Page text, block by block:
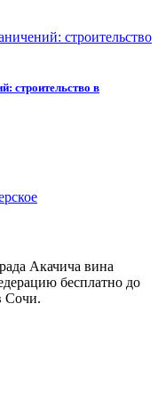
строительство в
Акачича вина
бесплатно до
Сочи.